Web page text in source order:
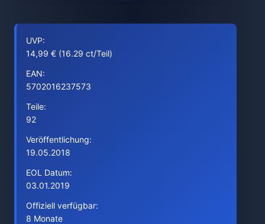
UVP:
14,99 € (16.29 ct/Teil)
EAN:
5702016237573
Teile:
92
Veröffentlichung:
19.05.2018
EOL Datum:
03.01.2019
Offiziell verfügbar:
8 Monate